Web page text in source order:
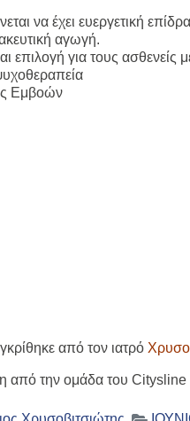
να έχει ευεργετική
αγωγή.
επιλογή για τους
Εμβοών
από τον ιατρό
από την ομάδα του Citysline